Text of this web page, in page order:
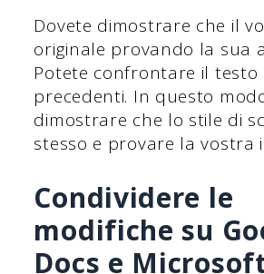
Dovete dimostrare che il
originale provando la sua
Potete confrontare il testo
precedenti. In questo
dimostrare che lo stile di
stesso e provare la vostra
Condividere le
modifiche su
Docs e